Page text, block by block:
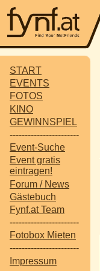
START
EVENTS
FOTOS
KINO
GEWINNSPIEL
-----------------------
Event-Suche
Event gratis
eintragen!
Forum / News
Gästebuch
Fynf.at Team
-----------------------
Fotobox Mieten
-----------------------
Impressum